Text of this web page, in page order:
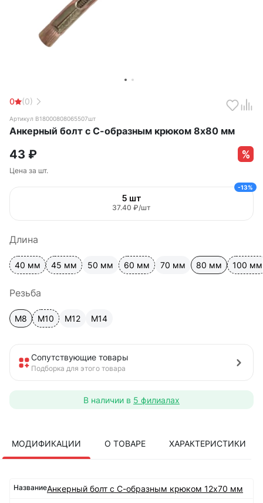
0 (0)
Артикул B18000808065507шт
Анкерный болт с С-образным крюком 8х80 мм
43 ₽
Цена за шт.
-13%
5 шт
37.40 ₽/шт
Длина
40 мм 45 мм 50 мм 60 мм 70 мм 80 мм 100 мм
Резьба
М8 М10 М12 М14
Сопутствующие товары
Подборка для этого товара
В наличии в 5 филиалах
МОДИФИКАЦИИ О ТОВАРЕ ХАРАКТЕРИСТИКИ
Анкерный болт с С-образным крюком 12х70 мм